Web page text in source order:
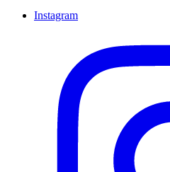
Instagram